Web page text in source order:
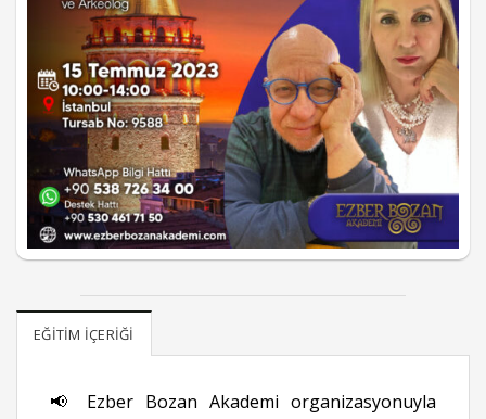
EĞITIM İÇERIĞI
📢 Ezber Bozan Akademi organizasyonuyla